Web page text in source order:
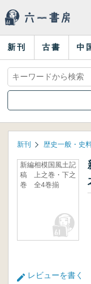
新刊 古書 中
新刊 歴史一般・史
新編相模国風土記
稿 上之巻・下之
巻 全4巻揃
レビューを書く